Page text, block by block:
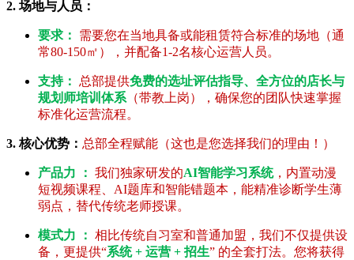
2. 场地与人员：
要求：
需要您在当地具备或能租赁符合标准的场地（通
常80-150㎡），并配备1-2名核心运营人员。
支持： 总部提供免费的选址评估指导、全方位的店长与
规划师培训体系 （带教上岗），确保您的团队快速掌握
标准化运营流程。
3. 核心优势： 总部全程赋能（这也是您选择我们的理由！）
产品力 ： 我们独家研发的AI智能学习系统，内置动漫
短视频课程、AI题库和智能错题本，能精准诊断学生薄
弱点，替代传统老师授课。
模式力 ： 相比传统自习室和普通加盟，我们不仅提供设
备，更提供“系统 + 运营 + 招生” 的全套打法。您将获得